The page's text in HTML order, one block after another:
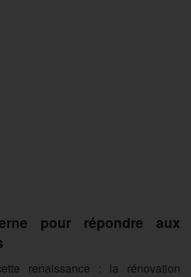
pour répondre aux
renaissance : la rénovation